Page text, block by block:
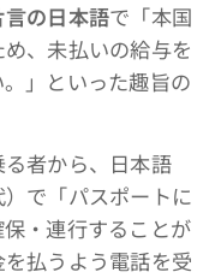
言の日本語で「本国
、未払いの給与を
」といった趣旨の
る者から、日本語
）で「パスポートに
・連行することが
払うよう電話を受